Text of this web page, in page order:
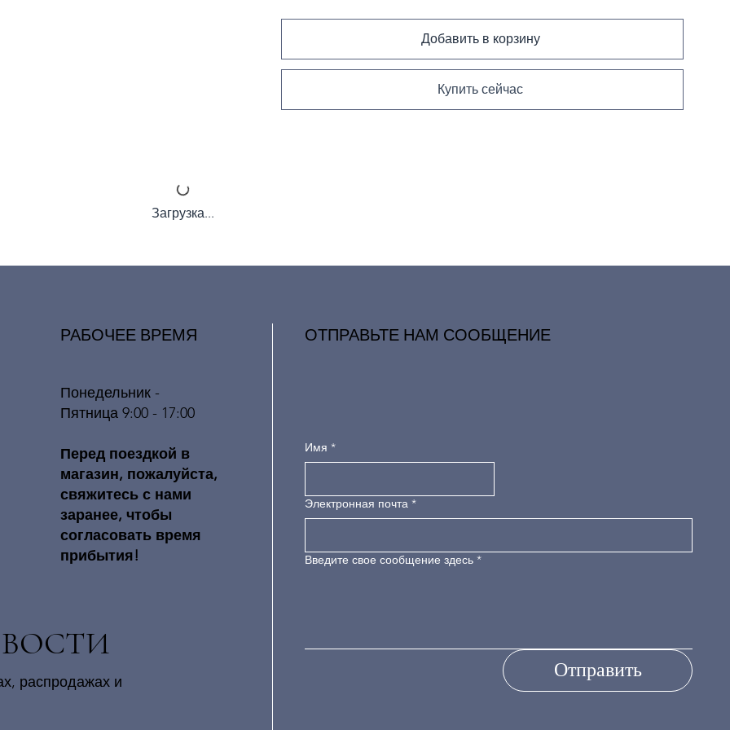
Добавить в корзину
Купить сейчас
Загрузка...
РАБОЧЕЕ ВРЕМЯ
Понедельник -
Пятница 9:00 - 17:00
​​Перед поездкой в ​​
магазин, пожалуйста,
свяжитесь с нами
заранее, чтобы
согласовать время
прибытия!
ОТПРАВЬТЕ НАМ СООБЩЕНИЕ
Имя *
Электронная почта *
Введите свое сообщение здесь *
Отправить
распродажах и